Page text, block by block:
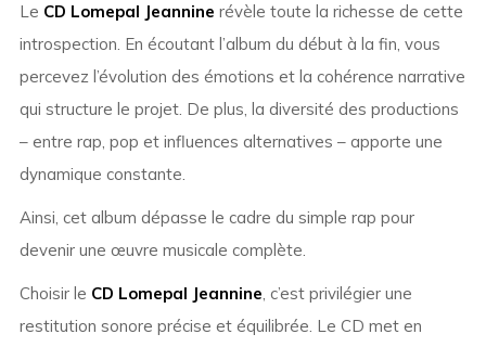
Le CD Lomepal Jeannine révèle toute la richesse de cette
introspection. En écoutant l’album du début à la fin, vous
percevez l’évolution des émotions et la cohérence narrative
qui structure le projet. De plus, la diversité des productions
– entre rap, pop et influences alternatives – apporte une
dynamique constante.
Ainsi, cet album dépasse le cadre du simple rap pour
devenir une œuvre musicale complète.
Choisir le CD Lomepal Jeannine, c’est privilégier une
restitution sonore précise et équilibrée. Le CD met en